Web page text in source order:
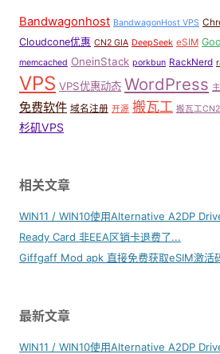
Bandwagonhost BandwagonHost VPS
Cloudcone优惠 CN2 GIA DeepSeek eSIM
memcached OneinStack porkbun RackNerd
VPS VPS优惠动态 WordPress
免费软件 域名注册 开源 搬瓦工 搬瓦工
杉矶VPS
相关文章
WIN11 / WIN10使用Alternative A2DP
Ready Card 非EEA区销卡退费了...
Giffgaff Mod apk 直接免费获取eSIM激活
最新文章
WIN11 / WIN10使用Alternative A2DP